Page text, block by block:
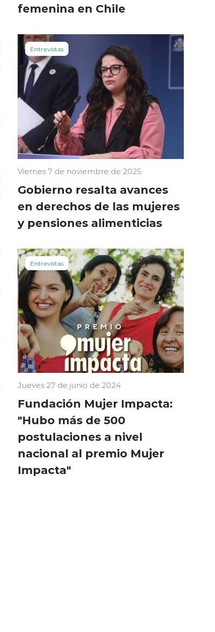
femenina en Chile
Entrevistas
Viernes 7 de noviembre de 2025
Gobierno resalta avances
en derechos de las mujeres
y pensiones alimenticias
Entrevistas
Jueves 27 de junio de 2024
Fundación Mujer Impacta:
"Hubo más de 500
postulaciones a nivel
nacional al premio Mujer
Impacta"